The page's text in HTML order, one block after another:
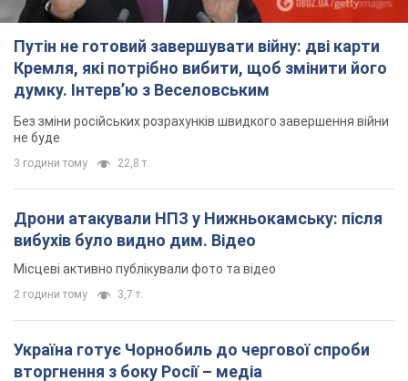
Путін не готовий завершувати війну: дві карти
Кремля, які потрібно вибити, щоб змінити його
думку. Інтерв’ю з Веселовським
Без зміни російських розрахунків швидкого завершення війни
не буде
3 години тому 22,8 т.
Дрони атакували НПЗ у Нижньокамську: після
вибухів було видно дим. Відео
Місцеві активно публікували фото та відео
2 години тому 3,7 т.
Україна готує Чорнобиль до чергової спроби
вторгнення з боку Росії – медіа